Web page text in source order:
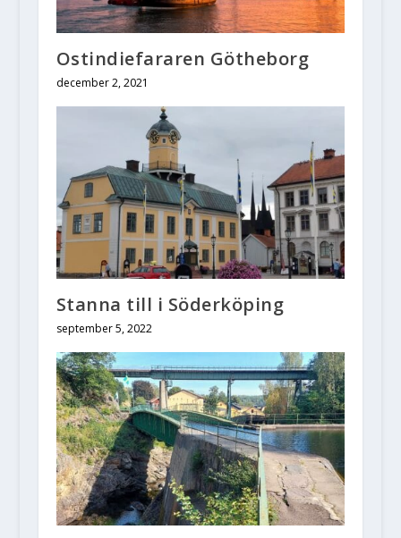
Ostindiefararen Götheborg
december 2, 2021
Stanna till i Söderköping
september 5, 2022